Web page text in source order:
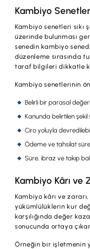
Kambiyo
Kambiyo senetleri sıkı
üzerinde bulunması
senedin kambiyo
düzenleme sırasında
taraf bilgileri dikkatle
Kambiyo senetlerinin
Belirli bir parasal
Kanunda belirtilen
Ciro yoluyla
Ödeme ve tahsilat
Süre, ibraz ve takip
Kambiyo Kârı ve
Kambiyo kârı ve
yükümlülüklerin kur
karşılığında değer
sonucunda ortaya
Örneğin bir işletmenin